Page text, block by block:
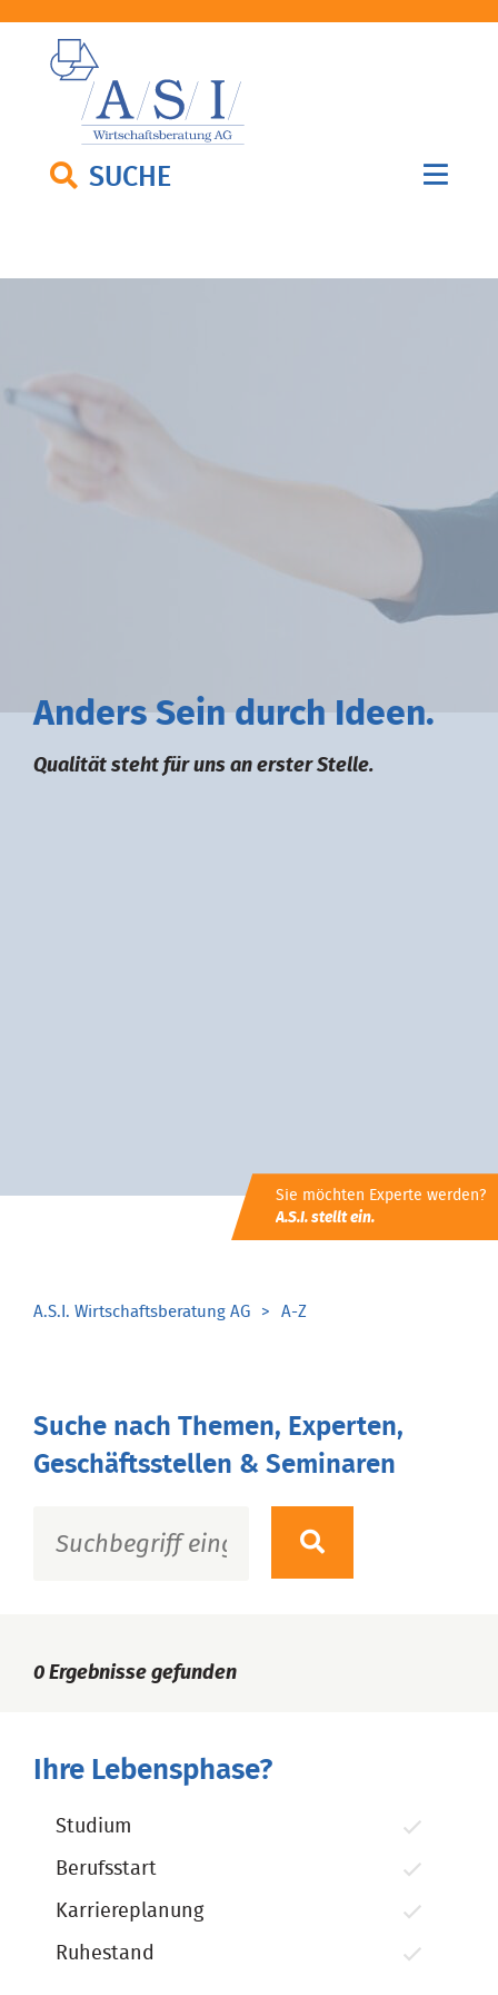
SUCHE
Anders Sein durch deen.
Qualität steht für uns an erster Stelle.
Sie möchten Experte werden?
A.S.I. stellt ein.
A.S.I. Wirtschaftsberatung AG A-Z
Suche nach Themen, Experten,
Geschäftsstellen & Seminaren
0 Ergebnisse gefunden
Ihre Lebensphase?
Studium
Berufsstart
Karriereplanung
Ruhestand